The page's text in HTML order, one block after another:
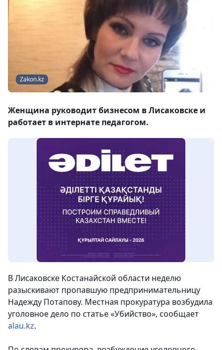
Zakon.kz
Женщина руководит бизнесом в Лисаковске и
работает в интернате педагогом.
В Лисаковске Костанайской области неделю
разыскивают пропавшую предпринимательницу
Надежду Потапову. Местная прокуратура возбудила
уголовное дело по статье «Убийство», сообщает
alau.kz.